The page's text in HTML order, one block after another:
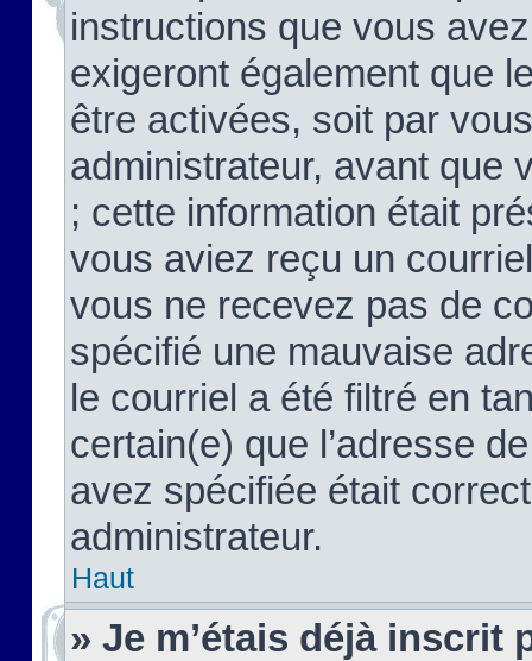
instructions que vous
exigeront également que
être activées, soit par
administrateur, avant que
; cette information était
vous aviez reçu un
vous ne recevez pas de
spécifié une mauvaise
le courriel a été filtré en
certain(e) que l’adresse
avez spécifiée était
administrateur.
Haut
» Je m’étais déjà inscrit